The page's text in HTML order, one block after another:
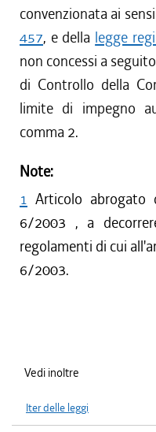
convenzionata ai
457, e della legge
non concessi a
di Controllo della
limite di impegno
comma 2.
Note:
1 Articolo
6/2003 , a
regolamenti di cui
6/2003.
Vedi inoltre
Iter delle leggi